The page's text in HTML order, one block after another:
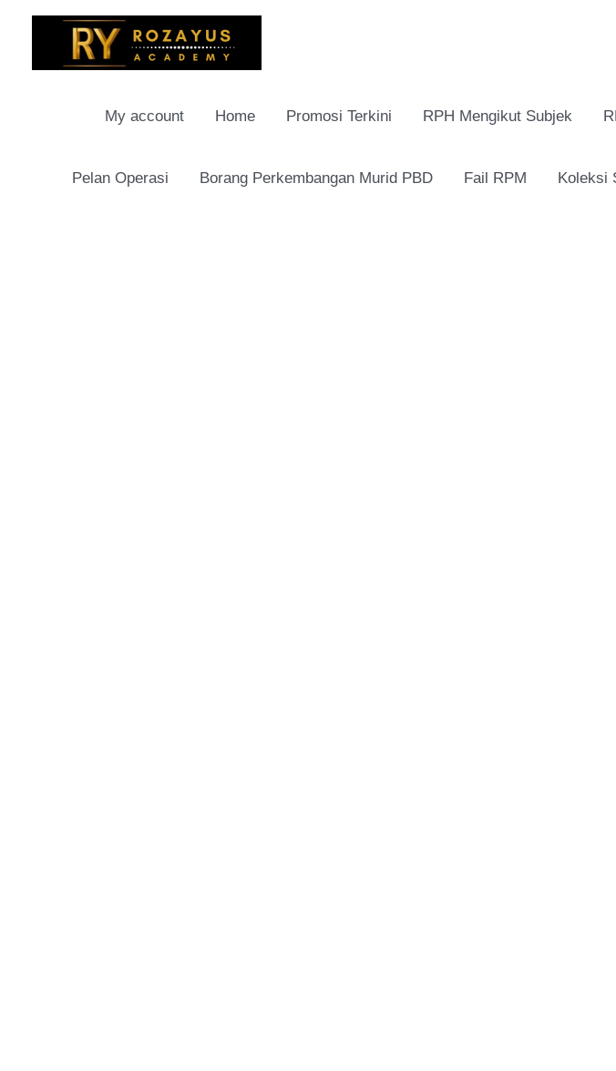
My account Home Promosi Terkini RPH Mengikut Subjek
Pelan Operasi Borang Perkembangan Murid PBD Fail RPM Koleksi